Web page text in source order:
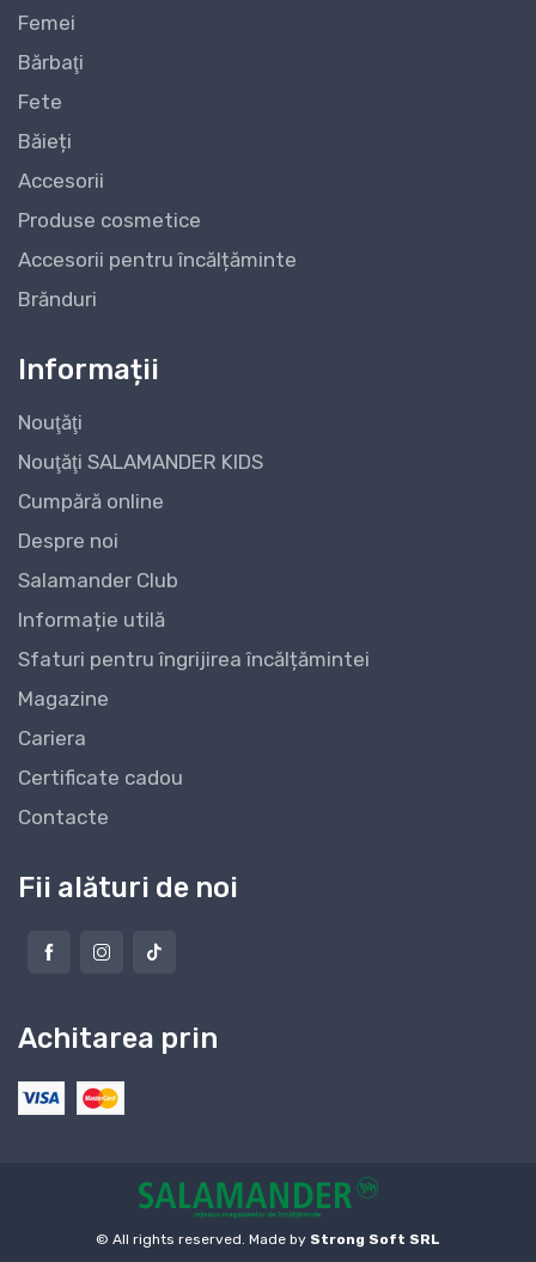
Femei
Bărbaţi
Fete
Băieți
Accesorii
Produse cosmetice
Accesorii pentru încălțăminte
Brănduri
Informații
Nouţăţi
Nouţăţi SALAMANDER KIDS
Cumpără online
Despre noi
Salamander Club
Informație utilă
Sfaturi pentru îngrijirea încălțămintei
Magazine
Cariera
Certificate cadou
Contacte
Fii alături de noi
Achitarea prin
© All rights reserved. Made by Strong Soft SRL